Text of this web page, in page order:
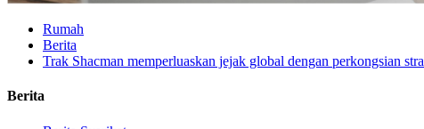
Rumah
Berita
Trak Shacman memperluaskan jejak global dengan perkongsian
Berita